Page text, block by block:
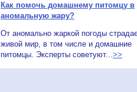
Как помочь домашнему питомцу в
аномальную жару?
От аномально жаркой погоды
живой мир, в том числе и домашние
питомцы. Эксперты советуют...>>